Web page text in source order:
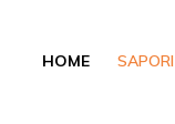
HOME SAPORI